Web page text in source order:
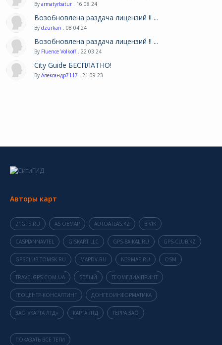
By armatyrbatur . 16 08 24
Возобновлена раздача лицензий !! ...
By dzurkan . 08 04 24
Возобновлена раздача лицензий !! ...
By Fluence Volkoff . 22 03 24
City Guide БЕСПЛАТНО!
By Александр7117 . 21 09 23
Авторы карт
21GPS.RU AS OEMAP AUTOATLAS.KZ BIVIK
CASPIANNAVTEL GISKART LLC GPS-BAIKAL.RU GPS-CLUB.KZ
GPSCLUB.TOMSK.RU MAPDV.RU N39MAP.RU OSM
TRAVELGPS.COM.UA БЕЛЫЙ ГЕОМЕДИА-ПРИНТ
ГЕОЦЕНТР-КОНСАЛТИНГ ДОНГЕОИНФОРМАТИКА
ЗАО «КАРТА ЛТД» КАРТА ЛТД ТЕРРА ЗАО
ПОКАЗАТЬ ВСЕ ТЕГИ